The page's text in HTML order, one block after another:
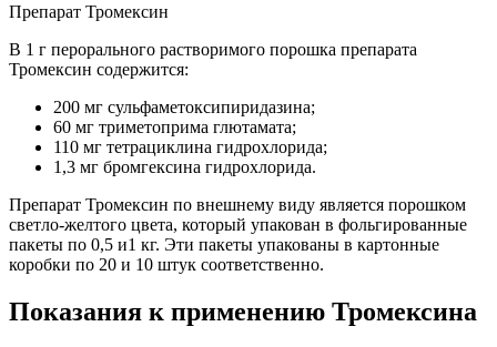
Препарат Тромексин
В 1 г перорального растворимого порошка препарата
Тромексин содержится:
200 мг сульфаметоксипиридазина;
60 мг триметоприма глютамата;
110 мг тетрациклина гидрохлорида;
1,3 мг бромгексина гидрохлорида.
Препарат Тромексин по внешнему виду является порошком
светло-желтого цвета, который упакован в фольгированные
пакеты по 0,5 и1 кг. Эти пакеты упакованы в картонные
коробки по 20 и 10 штук соответственно.
Показания к применению Тромексина